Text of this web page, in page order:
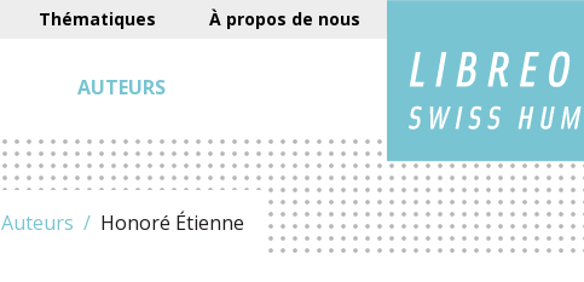
Thématiques À propos de nous
AUTEURS
Auteurs Honoré Étienne